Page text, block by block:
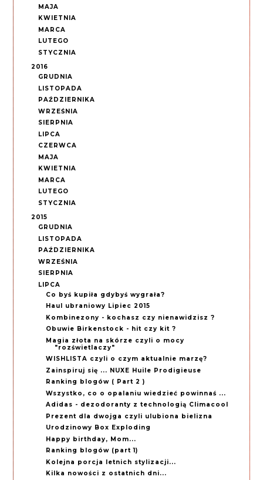
MAJA
KWIETNIA
MARCA
LUTEGO
STYCZNIA
2016
GRUDNIA
LISTOPADA
PAŹDZIERNIKA
WRZEŚNIA
SIERPNIA
LIPCA
CZERWCA
MAJA
KWIETNIA
MARCA
LUTEGO
STYCZNIA
2015
GRUDNIA
LISTOPADA
PAŹDZIERNIKA
WRZEŚNIA
SIERPNIA
LIPCA
Co byś kupiła gdybyś wygrała?
Haul ubraniowy Lipiec 2015
Kombinezony - kochasz czy nienawidzisz ?
Obuwie Birkenstock - hit czy kit ?
Magia złota na skórze czyli o mocy
"rozświetlaczy"
WISHLISTA czyli o czym aktualnie marzę?
Zainspiruj się ... NUXE Huile Prodigieuse
Ranking blogów ( Part 2 )
Wszystko, co o opalaniu wiedzieć powinnaś ...
Adidas - dezodoranty z technologią Climacool
Prezent dla dwojga czyli ulubiona bielizna
Urodzinowy Box Exploding
Happy birthday, Mom...
Ranking blogów (part 1)
Kolejna porcja letnich stylizacji...
Kilka nowości z ostatnich dni...